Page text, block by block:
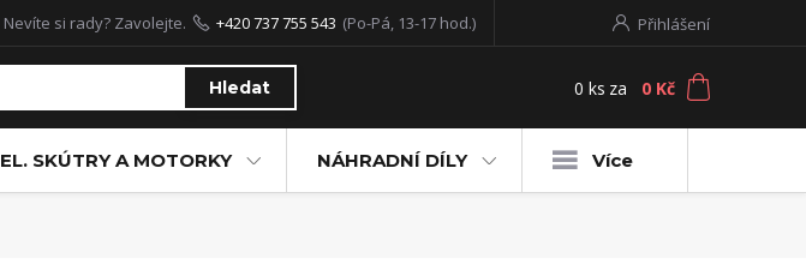
Přihlášení
Hledat
Nevíte si rady? Zavolejte. +420 737 755 543 (Po-Pá, 13-17 hod.)
0 ks za 0 Kč
EL. SKÚTRY A MOTORKY NÁHRADNÍ DÍLY Více